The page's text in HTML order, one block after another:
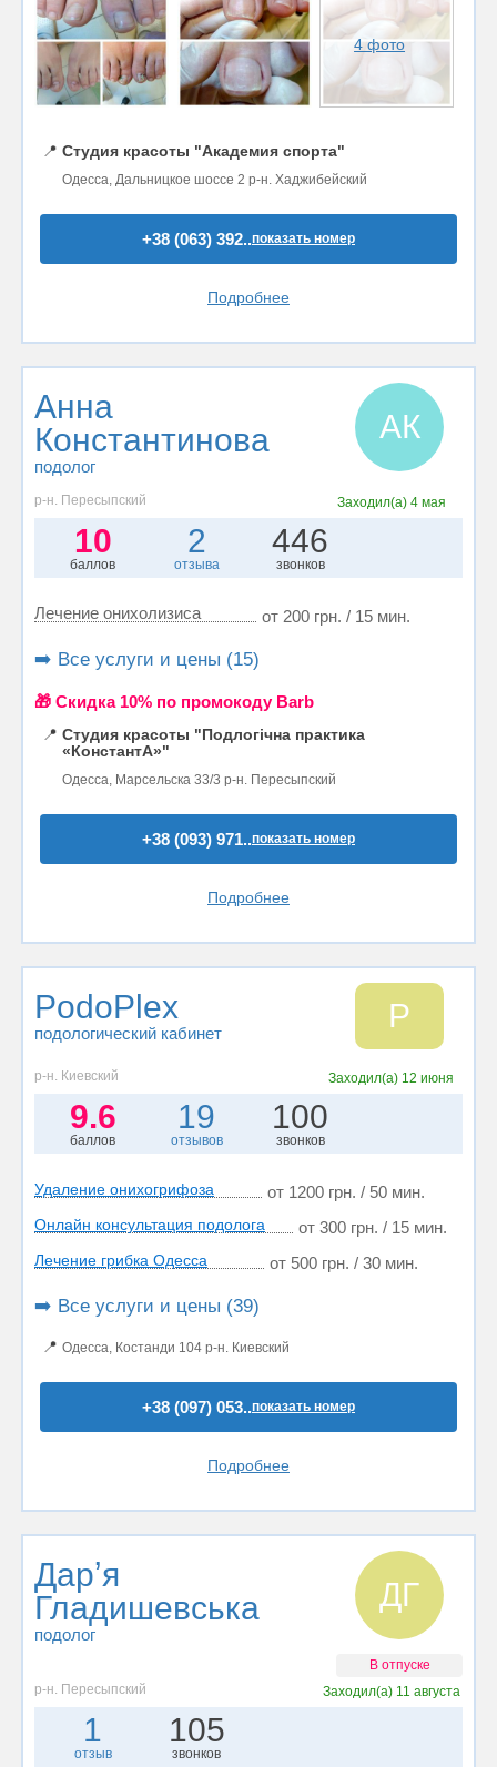
4 фото
📍 Студия красоты "Академия спорта"
Одесса, Дальницкое шоссе 2 р-н. Хаджибейский
+38 (063) 392..показать номер
Подробнее
Анна
Константинова
подолог
АК
р-н. Пересыпский Заходил(а) 4 мая
10
баллов
2
отзыва
446
звонков
Лечение онихолизиса от 200 грн. / 15 мин.
➡️ Все услуги и цены (15)
🎁 Cкидка 10% по промокоду Barb
📍 Студия красоты "Подлогічна практика
«КонстантА»"
Одесса, Марсельска 33/3 р-н. Пересыпский
+38 (093) 971..показать номер
Подробнее
PodoPlex
подологический кабинет P
р-н. Киевский Заходил(а) 12 июня
9.6
баллов
19
отзывов
100
звонков
Удаление онихогрифоза от 1200 грн. / 50 мин.
Онлайн консультация подолога от 300 грн. / 15 мин.
Лечение грибка Одесса от 500 грн. / 30 мин.
➡️ Все услуги и цены (39)
📍 Одесса, Костанди 104 р-н. Киевский
+38 (097) 053..показать номер
Подробнее
Дарʼя
Гладишевська
подолог
ДГ
В отпуске
р-н. Пересыпский
Заходил(а) 11 августа
1
отзыв
105
звонков